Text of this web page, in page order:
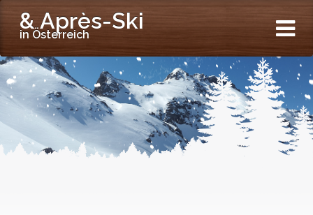
& Après-Ski
in Österreich